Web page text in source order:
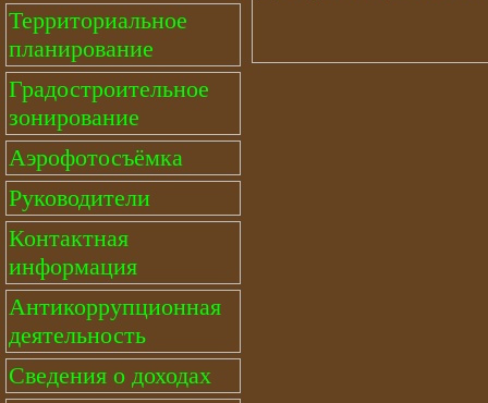
Территориальное
планирование
Градостроительное
зонирование
Аэрофотосъёмка
Руководители
Контактная
информация
Антикоррупционная
деятельность
Сведения о доходах